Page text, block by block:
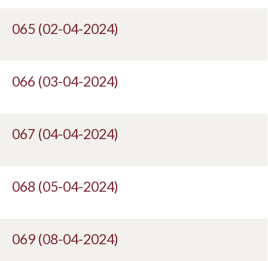
065 (02-04-2024)
066 (03-04-2024)
067 (04-04-2024)
068 (05-04-2024)
069 (08-04-2024)